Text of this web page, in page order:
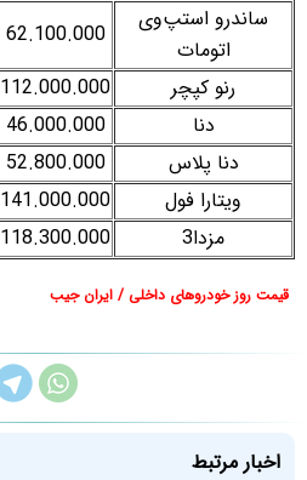
ساندرو استپ‌وی
اتومات
62.100.000
رنو کپچر
112.000.000
دنا
46.000.000
دنا پلاس
52.800.000
ویتارا فول
141.000.000
مزدا3
118.300.000
قیمت روز خودروهای داخلی / ایران جیب
اخبار مرتبط